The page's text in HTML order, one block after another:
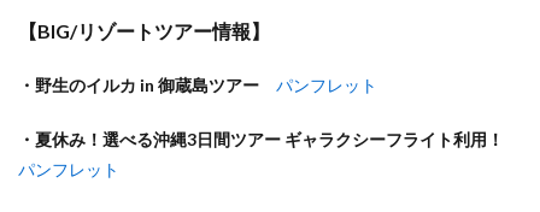
【BIG/リゾートツアー情報】
・野生のイルカ in 御蔵島ツアー パンフレット
・夏休み！選べる沖縄3日間ツアー ギャラクシーフライト利用！
パンフレット